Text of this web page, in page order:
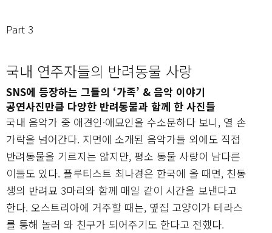
Part 3
국내 연주자들의 반려동물 사랑
SNS에 등장하는 그들의 ‘가족’ & 음악 이야기
공연사진만큼 다양한 반려동물과 함께 한 사진들
국내 음악가 중 애견인·애묘인을 수소문하다 보니, 열 손
가락을 넘어간다. 지면에 소개된 음악가들 외에도 직접
반려동물을 기르지는 않지만, 평소 동물 사랑이 남다른
이들도 있다. 플루티스트 최나경은 한국에 올 때면, 친동
생의 반려묘 3마리와 함께 매일 같이 시간을 보낸다고
한다. 오스트리아에 거주할 때는, 옆집 고양이가 테라스
를 통해 놀러 와 친구가 되어주기도 한다고 전했다.